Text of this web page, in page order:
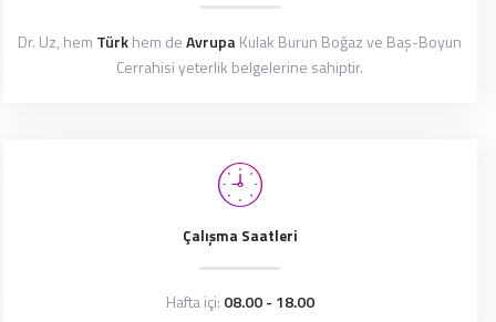
Dr. Uz, hem Türkhem deAvrupaKulak Burun Boğaz ve Baş-Boyun
Cerrahisi yeterlik belgelerine sahiptir.
Çalışma Saatleri
Hafta içi: 08.00 - 18.00